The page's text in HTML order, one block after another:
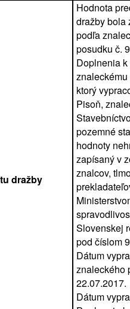
dražby
Hodnota
dražby bola
podľa
posudku č.
Doplnenia k
ktorý
Pisoň,
pozemné
hodnoty
zapísaný v
znalcov,
Slovenskej
pod číslom
Dátum
znaleckého
22.07.2017.
Dátum